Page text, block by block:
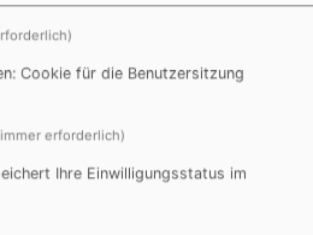
höherschlagen
geht an alle Mitwirkenden –
und an Frank Möwes für
Tage.
Cookie für die Benutzersitzung
erforderlich)
Ihre Einwilligungsstatus im